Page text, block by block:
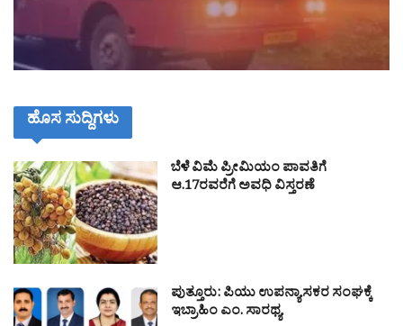
ಹೊಸ ಸುದ್ದಿಗಳು
ಬೆಳೆ ವಿಮೆ ಪ್ರೀಮಿಯಂ ಪಾವತಿಗೆ
ಆ.17ರವರೆಗೆ ಅವಧಿ ವಿಸ್ತರಣೆ
ಪುತ್ತೂರು: ಪಿಯು ಉಪನ್ಯಾಸಕರ ಸಂಘಕ್ಕೆ
ಇಬ್ರಾಹಿಂ ಎಂ. ಸಾರಥ್ಯ